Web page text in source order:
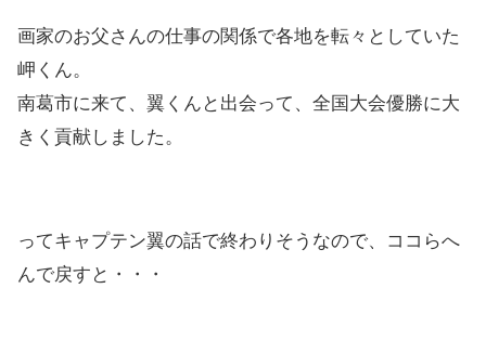
画家のお父さんの仕事の関係で各地を転々としていた
岬くん。
南葛市に来て、翼くんと出会って、全国大会優勝に大
きく貢献しました。
ってキャプテン翼の話で終わりそうなので、ココらへ
んで戻すと・・・